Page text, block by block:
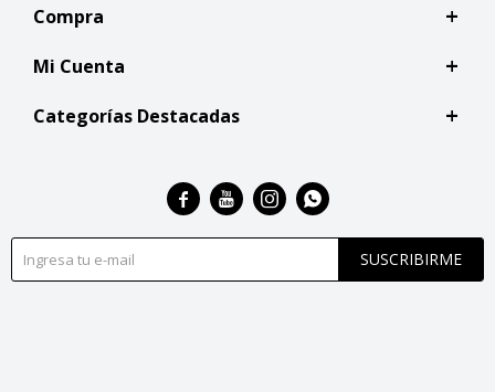
Compra
Mi Cuenta
Categorías Destacadas
SUSCRIBIRME
   